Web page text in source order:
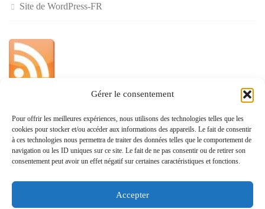
Gérer le consentement
Pour offrir les meilleures expériences, nous utilisons des technologies telles que les
cookies pour stocker et/ou accéder aux informations des appareils. Le fait de consentir
à ces technologies nous permettra de traiter des données telles que le comportement de
navigation ou les ID uniques sur ce site. Le fait de ne pas consentir ou de retirer son
consentement peut avoir un effet négatif sur certaines caractéristiques et fonctions.
Accepter
Site de WordPress-FR
»
Politique de confidentialité